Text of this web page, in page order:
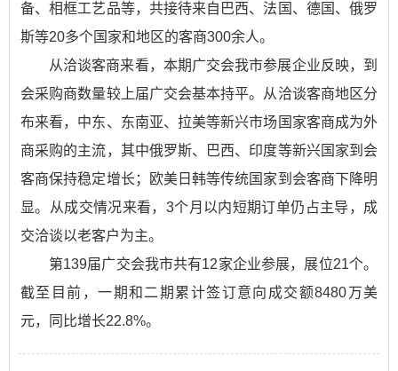
备、相框工艺品等，共接待来自巴西、法国、德国、俄罗
斯等20多个国家和地区的客商300余人。
从洽谈客商来看，本期广交会我市参展企业反映，到
会采购商数量较上届广交会基本持平。从洽谈客商地区分
布来看，中东、东南亚、拉美等新兴市场国家客商成为外
商采购的主流，其中俄罗斯、巴西、印度等新兴国家到会
客商保持稳定增长；欧美日韩等传统国家到会客商下降明
显。从成交情况来看，3个月以内短期订单仍占主导，成
交洽谈以老客户为主。
第139届广交会我市共有12家企业参展，展位21个。
截至目前，一期和二期累计签订意向成交额8480万美
元，同比增长22.8%。